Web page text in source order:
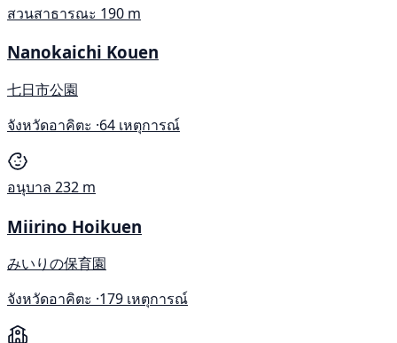
สวนสาธารณะ 190 m
Nanokaichi Kouen
七日市公園
จังหวัดอาคิตะ ·64 เหตุการณ์
อนุบาล 232 m
Miirino Hoikuen
みいりの保育園
จังหวัดอาคิตะ ·179 เหตุการณ์